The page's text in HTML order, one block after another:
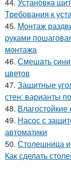
44. Установка
Требования к
45. Монтаж
руками
монтажа
46. Смешать
цветов
47. Защитные
стен: варианты
48.
49. Насос с
автоматики
50. Столешница
Как сделать